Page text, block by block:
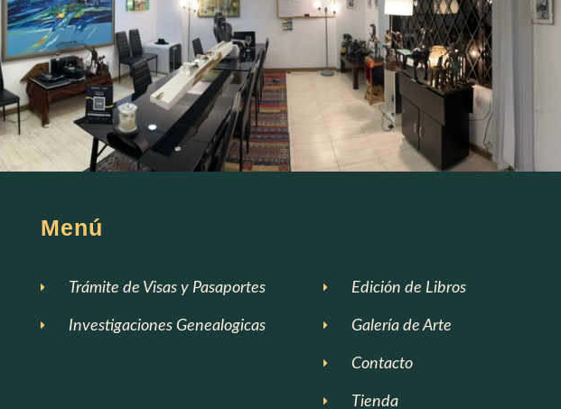
Menú
Trámite de Visas y Pasaportes
Investigaciones Genealogicas
Edición de Libros
Galería de Arte
Contacto
Tienda